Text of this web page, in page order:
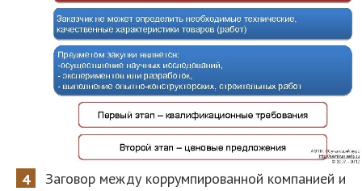
Заговор между коррумпированной компанией и